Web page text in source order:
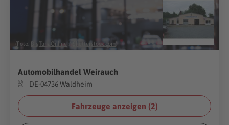
(Foto: BigTunaOnline / Shutterstock.com)
Automobilhandel Weirauch
DE-04736 Waldheim
Fahrzeuge anzeigen (2)